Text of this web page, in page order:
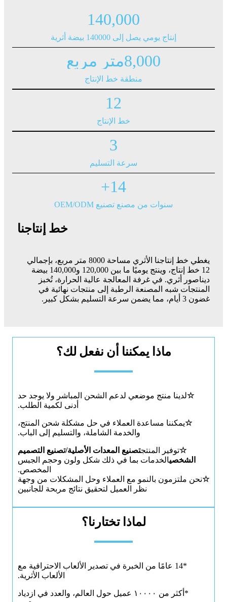
140,000
إنتاج يومي يصل إلى 140000 بيضة أثرية
8,000متر مربع
منطقة خط الإنتاج
12
خط الإنتاج
3
سرعة التسليم
14
+
سنوات من مصنع تصنيع OEM/ODM
خط إنتاجنا
يغطي خط إنتاجنا الأثري مساحة 8000 متر مربع، بإجمالي
12 خط إنتاج، وينتج يوميًا ما بين 120,000 و140,000 بيضة
ديناصور أثري. في غرفة المعالجة عالية الحرارة، تُخبز
المنتجات شبه المصنعة الرطبة إلى منتجات نهائية في
غضون 3 أيام، مما يضمن سرعة التسليم بشكل كبير.
ماذا يمكننا أن نفعل لك؟
☆لدينا منتج موضعي لدعم الشحن المباشر ولا يوجد حد
أدنى لكمية الطلب.
☆يمكننا مساعدة العملاء في حل مشكلة شحن المنتج،
والخدمة الشاملة، والتسليم إلى الباب.
☆توفير المنتجتصنيع المعدات الأصلية/تصنيع التصميم
الشخصيالخدمات بما في ذلك شكل ولون وحجم الجبس
المخصص.
☆نحن ملتزمون بالنمو مع العملاء وحل المشكلات من وجهة
نظر العميل لتحقيق نتائج مربحة للجانبين
لماذا تختارنا؟
*14 عامًا من الخبرة في تصدير الألعاب الاحترافية مع
الألعاب الأثرية.
*أكثر من ١٠٠٠٠ عميل حول العالم، والعدد في ازدياد